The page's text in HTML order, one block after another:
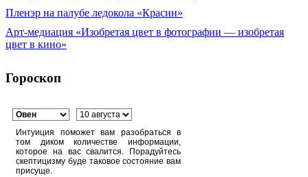
Пленэр на палубе ледокола «Красин»
Арт-медиация «Изобретая цвет в фотографии — изобретая
цвет в кино»
Гороскоп
Интуиция поможет вам разобраться в
том диком количестве информации,
которое на вас свалится. Порадуйтесь
скептицизму буде таковое состояние вам
присуще.